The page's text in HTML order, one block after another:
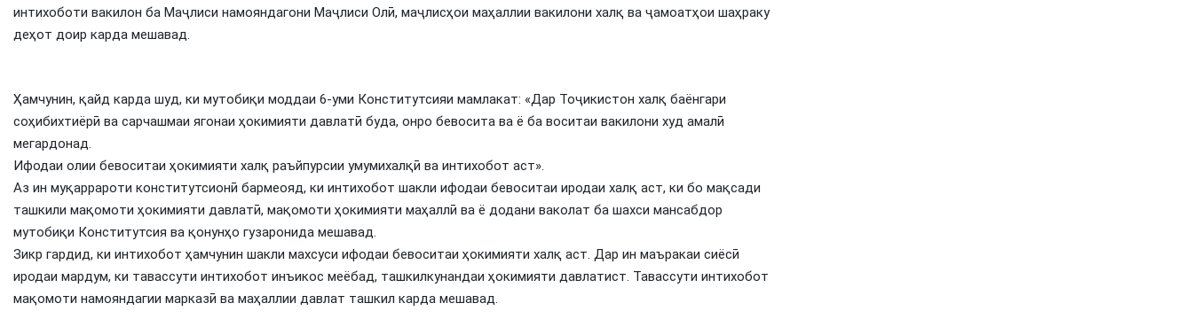
интихоботи вакилон ба Маҷлиси намояндагони Маҷлиси Олӣ, маҷлисҳои маҳаллии вакилони халқ ва ҷамоатҳои шаҳраку
деҳот доир карда мешавад.
Ҳамчунин, қайд карда шуд, ки мутобиқи моддаи 6-уми Конститутсияи мамлакат: «Дар Тоҷикистон халқ баёнгари
соҳибихтиёрӣ ва сарчашмаи ягонаи ҳокимияти давлатӣ буда, онро бевосита ва ё ба воситаи вакилони худ амалӣ
мегардонад.
Ифодаи олии бевоситаи ҳокимияти халқ раъйпурсии умумихалқӣ ва интихобот аст».
Аз ин муқаррароти конститутсионӣ бармеояд, ки интихобот шакли ифодаи бевоситаи иродаи халқ аст, ки бо мақсади
ташкили мақомоти ҳокимияти давлатӣ, мақомоти ҳокимияти маҳаллӣ ва ё додани ваколат ба шахси мансабдор
мутобиқи Конститутсия ва қонунҳо гузаронида мешавад.
Зикр гардид, ки интихобот ҳамчунин шакли махсуси ифодаи бевоситаи ҳокимияти халқ аст. Дар ин маъракаи сиёсӣ
иродаи мардум, ки тавассути интихобот инъикос меёбад, ташкилкунандаи ҳокимияти давлатист. Тавассути интихобот
мақомоти намояндагии марказӣ ва маҳаллии давлат ташкил карда мешавад.